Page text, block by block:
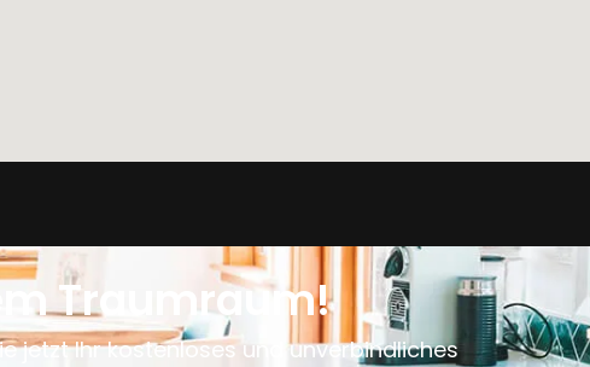
Traumraum!
jetzt Ihr kostenloses und unverbindliches